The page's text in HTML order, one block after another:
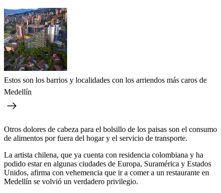
Estos son los barrios y localidades con los arriendos más caros de
Medellín
Otros dolores de cabeza para el bolsillo de los paisas son el consumo
de alimentos por fuera del hogar y el servicio de transporte.
La artista chilena, que ya cuenta con residencia colombiana y ha
podido estar en algunas ciudades de Europa, Suramérica y Estados
Unidos, afirma con vehemencia que ir a comer a un restaurante en
Medellín se volvió un verdadero privilegio.